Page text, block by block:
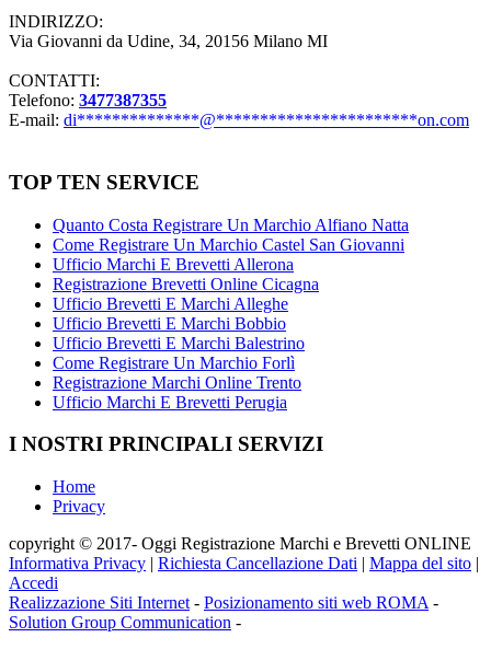
INDIRIZZO:
Via Giovanni da Udine, 34, 20156 Milano MI
CONTATTI:
Telefono: 3477387355
E-mail: di**************@***********************on.com
TOP TEN SERVICE
Quanto Costa Registrare Un Marchio Alfiano Natta
Come Registrare Un Marchio Castel San Giovanni
Ufficio Marchi E Brevetti Allerona
Registrazione Brevetti Online Cicagna
Ufficio Brevetti E Marchi Alleghe
Ufficio Brevetti E Marchi Bobbio
Ufficio Brevetti E Marchi Balestrino
Come Registrare Un Marchio Forlì
Registrazione Marchi Online Trento
Ufficio Marchi E Brevetti Perugia
I NOSTRI PRINCIPALI SERVIZI
Home
Privacy
copyright © 2017- Oggi Registrazione Marchi e Brevetti ONLINE
Informativa Privacy | Richiesta Cancellazione Dati | Mappa del sito |
Accedi
Realizzazione Siti Internet - Posizionamento siti web ROMA -
Solution Group Communication -